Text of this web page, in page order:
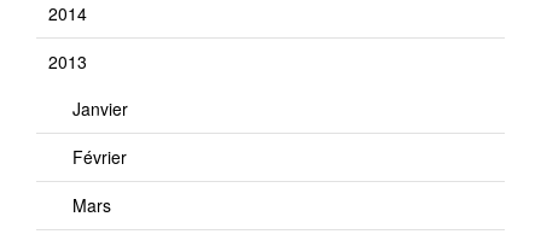
2014
2013
Janvier
Février
Mars